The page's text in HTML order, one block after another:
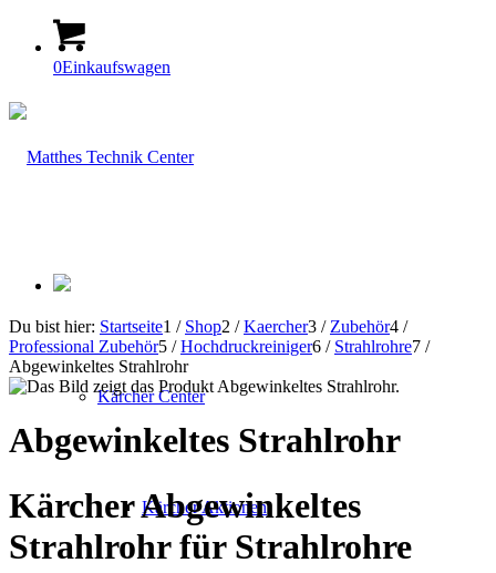
0Einkaufswagen
Kärcher Center
Kärcher Aktionen
Du bist hier: Startseite1 / Shop2 / Kaercher3 / Zubehör4 /
Professional Zubehör5 / Hochdruckreiniger6 / Strahlrohre7 /
Abgewinkeltes Strahlrohr
Abgewinkeltes Strahlrohr
Kärcher Abgewinkeltes
Strahlrohr für Strahlrohre